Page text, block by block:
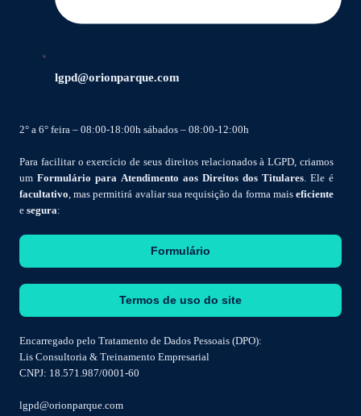
lgpd@orionparque.com
2° a 6° feira – 08:00-18:00h sábados – 08:00-12:00h
Para facilitar o exercício de seus direitos relacionados à LGPD, criamos
um Formulário para Atendimento aos Direitos dos Titulares. Ele é
facultativo, mas permitirá avaliar sua requisição da forma mais eficiente
e segura:
Formulário
Termos de uso do site
Encarregado pelo Tratamento de Dados Pessoais (DPO):
Lis Consultoria & Treinamento Empresarial
CNPJ: 18.571.987/0001-60
lgpd@orionparque.com